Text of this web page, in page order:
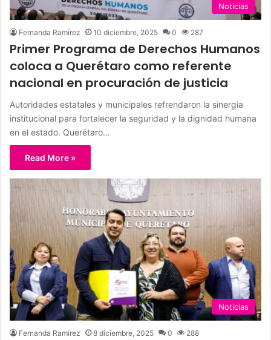
Noticias
Fernanda Ramírez 10 diciembre, 2025 0 287
Primer Programa de Derechos Humanos
coloca a Querétaro como referente
nacional en procuración de justicia
Autoridades estatales y municipales refrendaron la sinergia
institucional para fortalecer la seguridad y la dignidad humana
en el estado. Querétaro…
Read More »
Noticias
Fernanda Ramírez 8 diciembre, 2025 0 288